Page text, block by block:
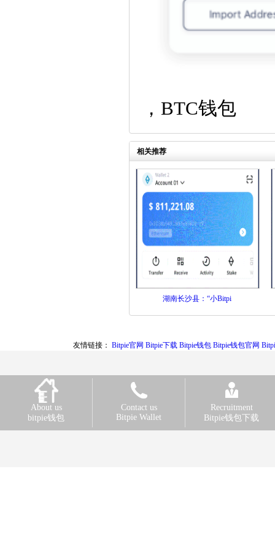
，BTC钱包
相关推荐
湖南长沙县：“小Bitpi
友情链接： Bitpie官网 Bitpie下载 Bitpie钱包 Bitpie钱包官网
About us
bitpie钱包
Contact us
Bitpie Wallet
Recruitment
Bitpie钱包下载